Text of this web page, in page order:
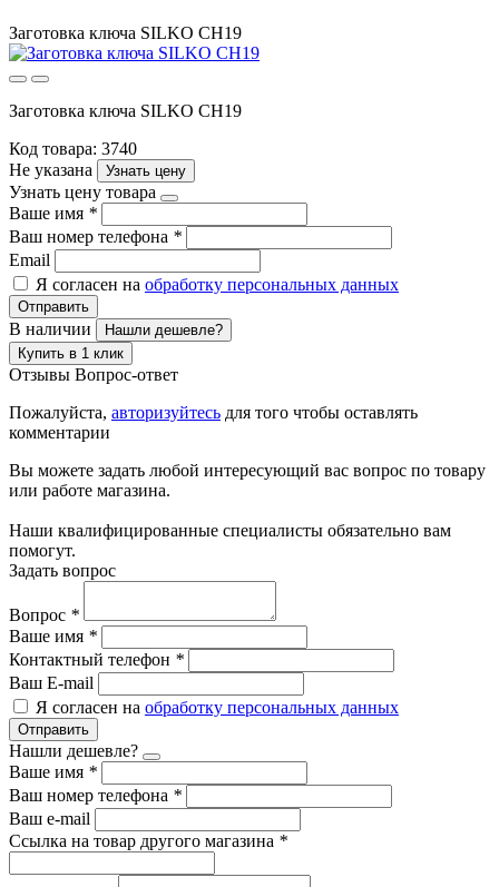
Заготовка ключа SILKO CH19
Заготовка ключа SILKO CH19
Код товара: 3740
Не указана
Узнать цену
Узнать цену товара
Ваше имя *
Ваш номер телефона *
Email
Я согласен на обработку персональных данных
Отправить
В наличии
Нашли дешевле?
Купить в 1 клик
Отзывы Вопрос-ответ
Пожалуйста, авторизуйтесь для того чтобы оставлять
комментарии
Вы можете задать любой интересующий вас вопрос по товару
или работе магазина.
Наши квалифицированные специалисты обязательно вам
помогут.
Задать вопрос
Вопрос *
Ваше имя *
Контактный телефон *
Ваш E-mail
Я согласен на обработку персональных данных
Отправить
Нашли дешевле?
Ваше имя *
Ваш номер телефона *
Ваш e-mail
Ссылка на товар другого магазина *